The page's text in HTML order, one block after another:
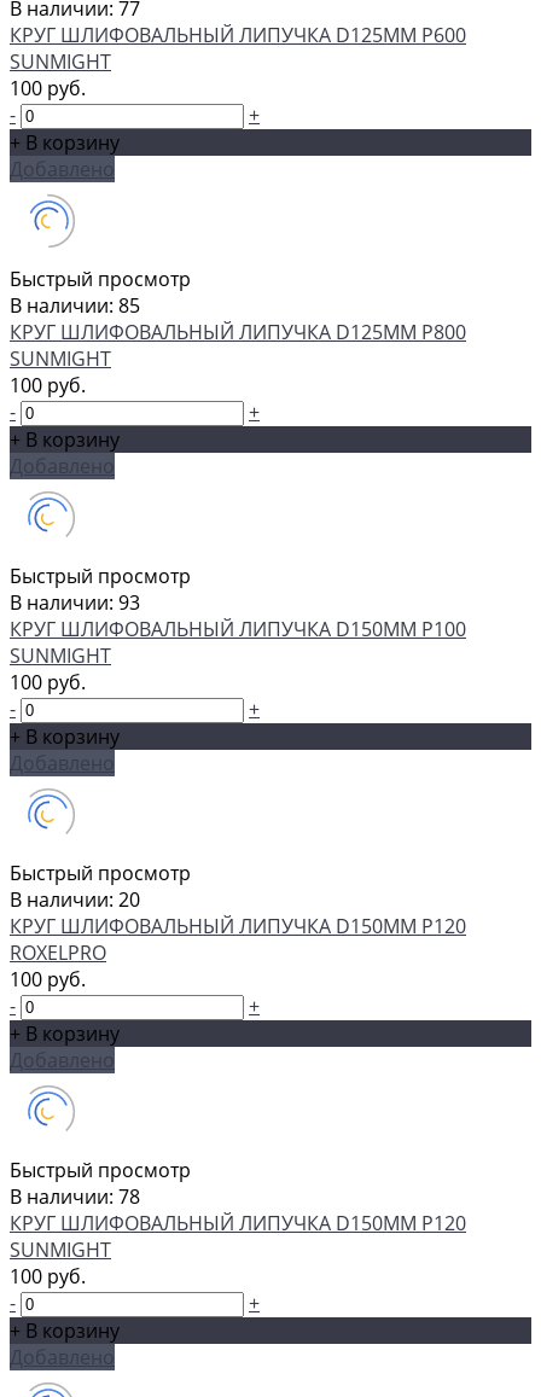
В наличии: 77
КРУГ ШЛИФОВАЛЬНЫЙ ЛИПУЧКА D125MM P600
SUNMIGHT
100 руб.
-
+
+ В корзину
Добавлено
Быстрый просмотр
В наличии: 85
КРУГ ШЛИФОВАЛЬНЫЙ ЛИПУЧКА D125MM P800
SUNMIGHT
100 руб.
-
+
+ В корзину
Добавлено
Быстрый просмотр
В наличии: 93
КРУГ ШЛИФОВАЛЬНЫЙ ЛИПУЧКА D150MM P100
SUNMIGHT
100 руб.
-
+
+ В корзину
Добавлено
Быстрый просмотр
В наличии: 20
КРУГ ШЛИФОВАЛЬНЫЙ ЛИПУЧКА D150MM P120
ROXELPRO
100 руб.
-
+
+ В корзину
Добавлено
Быстрый просмотр
В наличии: 78
КРУГ ШЛИФОВАЛЬНЫЙ ЛИПУЧКА D150MM P120
SUNMIGHT
100 руб.
-
+
+ В корзину
Добавлено